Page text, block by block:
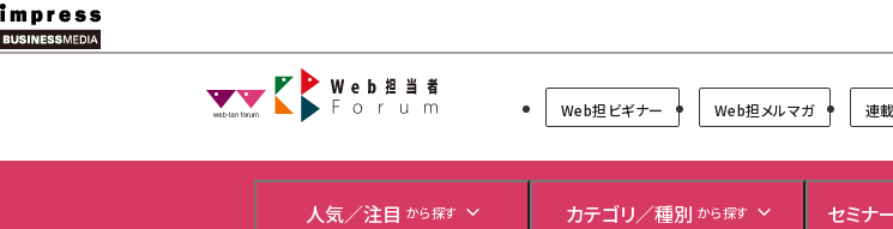
メ
イ
Web担当者Forum
Web担ビギナー Web担メルマガ 連
人気／注目 から探す カテゴリ／種別 から探す セミナ
7月24日で創刊20周年。ご回答者には